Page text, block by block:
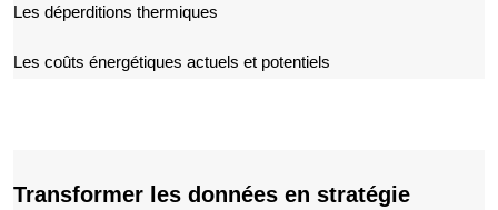
Les déperditions thermiques
Les coûts énergétiques actuels et potentiels
Transformer les données en stratégie